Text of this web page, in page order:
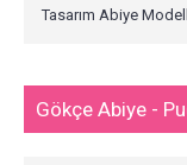
Tasarım Abiye
Gökçe Abiye -